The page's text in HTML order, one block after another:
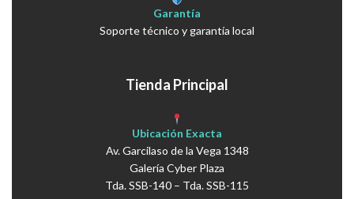
Garantía
Soporte técnico y garantía local
Tienda Principal
Ubicación Exacta
Av. Garcilaso de la Vega 1348
Galería Cyber Plaza
Tda. SSB-140 – Tda. SSB-115